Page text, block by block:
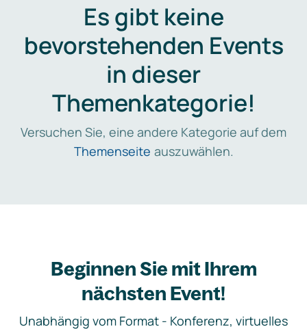
Es gibt keine
bevorstehenden Events
in dieser
Themenkategorie!
Versuchen Sie, eine andere Kategorie auf dem
Themenseite auszuwählen.
Beginnen Sie mit Ihrem
nächsten Event!
Unabhängig vom Format - Konferenz, virtuelles